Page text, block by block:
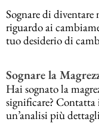
Sognare di diventare
riguardo ai
tuo desiderio di
Sognare la
Hai sognato la
significare?
un’analisi più